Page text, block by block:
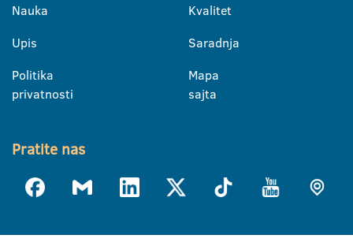
Nauka
Upis
Politika
privatnosti
Kvalitet
Saradnja
Mapa
sajta
Pratite nas